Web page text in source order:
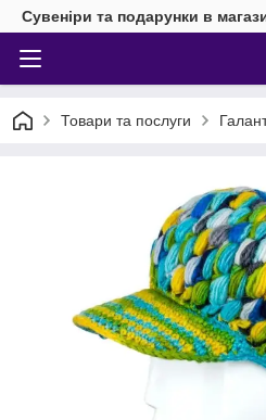
Сувеніри та подарунки в
Товари та послуги